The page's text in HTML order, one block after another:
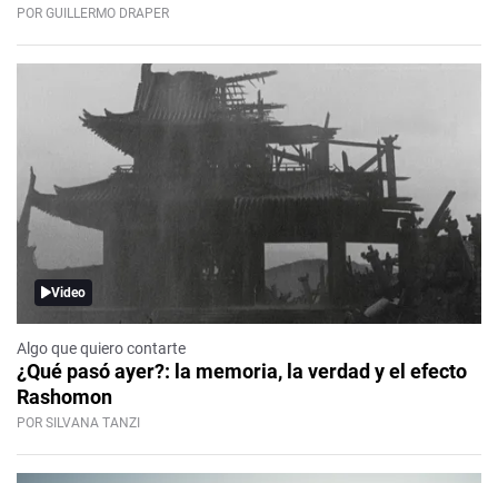
POR GUILLERMO DRAPER
Video
Algo que quiero contarte
¿Qué pasó ayer?: la memoria, la verdad y el efecto
Rashomon
POR SILVANA TANZI